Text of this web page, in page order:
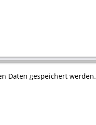
Daten gespeichert